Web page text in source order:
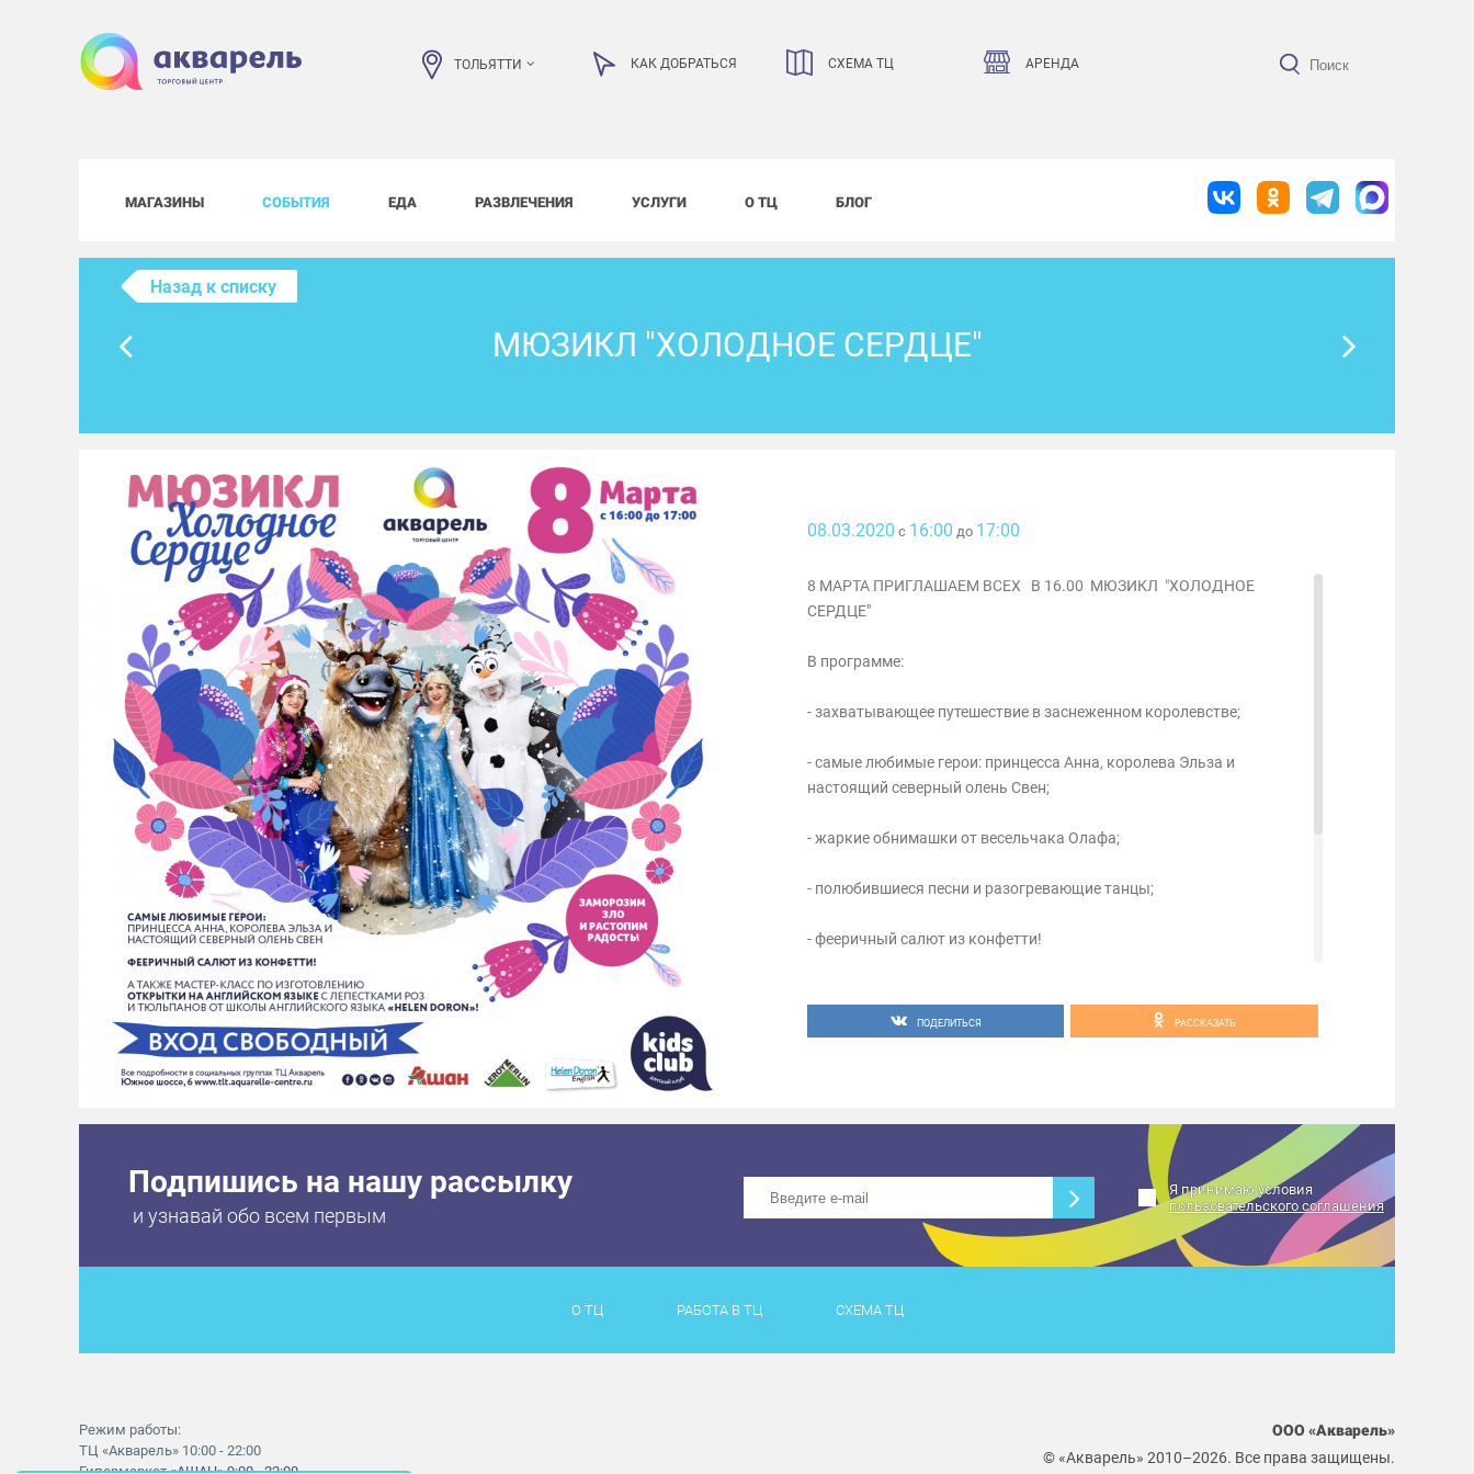
ТОЛЬЯТТИ КАК ДОБРАТЬСЯ СХЕМА ТЦ АРЕНДА
МАГАЗИНЫ СОБЫТИЯ ЕДА РАЗВЛЕЧЕНИЯ УСЛУГИ О ТЦ БЛОГ
Назад к списку
МЮЗИКЛ "ХОЛОДНОЕ СЕРДЦЕ"
08.03.2020 с 16:00 до 17:00
8 МАРТА ПРИГЛАШАЕМ ВСЕХ В 16.00 МЮЗИКЛ "ХОЛОДНОЕ
СЕРДЦЕ"
В программе:
- захватывающее путешествие в заснеженном королевстве;
- самые любимые герои: принцесса Анна, королева Эльза и
настоящий северный олень Свен;
- жаркие обнимашки от весельчака Олафа;
- полюбившиеся песни и разогревающие танцы;
- фееричный салют из конфетти!
языке с лепестками роз и тюльпанов от школы английского языка
«Helen Doron»!
ПОДЕЛИТЬСЯ РАССКАЗАТЬ
Подпишись на нашу рассылку
и узнавай обо всем первым
Я принимаю условия
пользовательского соглашения
О ТЦ РАБОТА В ТЦ СХЕМА ТЦ
Режим работы:
ТЦ «Акварель» 10:00 - 22:00
ООО «Акварель»
© «Акварель» 2010–2026. Все права защищены.